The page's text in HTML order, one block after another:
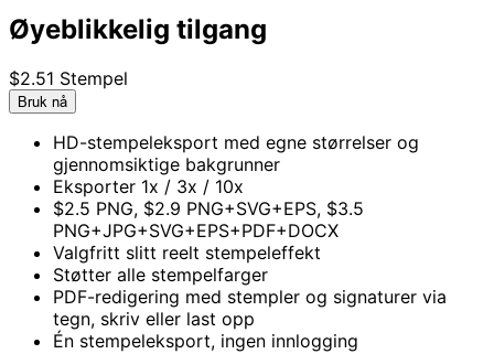
Øyeblikkelig tilgang
$2.51 Stempel
Bruk nå
HD-stempeleksport med egne størrelser og
gjennomsiktige bakgrunner
Eksporter 1x / 3x / 10x
$2.5 PNG, $2.9 PNG+SVG+EPS, $3.5
PNG+JPG+SVG+EPS+PDF+DOCX
Valgfritt slitt reelt stempeleffekt
Støtter alle stempelfarger
PDF-redigering med stempler og signaturer via
tegn, skriv eller last opp
Én stempeleksport, ingen innlogging